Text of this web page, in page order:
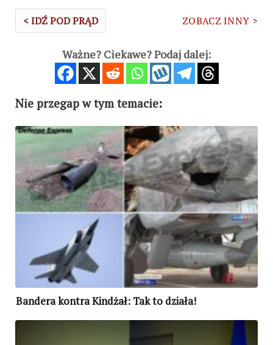
< IDŹ POD PRĄD ZOBACZ INNY >
Ważne? Ciekawe? Podaj dalej:
Nie przegap w tym temacie:
Bandera kontra Kindżał: Tak to działa!